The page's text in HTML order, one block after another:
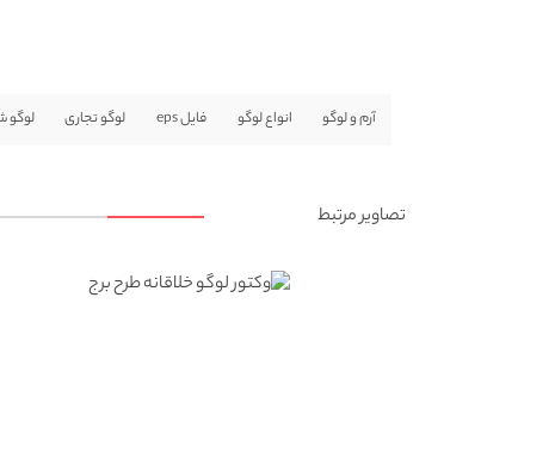
آرم و لوگو انواع لوگو فایل eps لوگو تجاری لوگو
تصاویر مرتبط